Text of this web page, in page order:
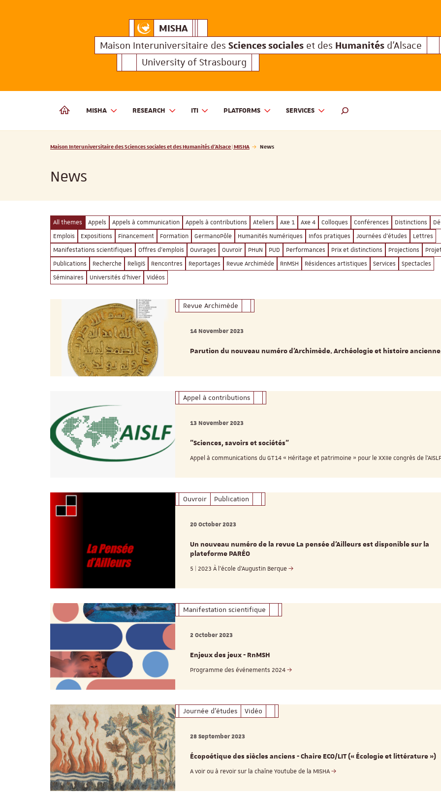
MISHAMaison Interuniversitaire des
Maison Interuniversitaire des Sciences sociales et des Humanités d'Alsace
University of Strasbourg
MAISON INTERUNIVERSITAIRE DES SCIENCES SOCIALES ET DES HUMANITÉS D'ALSACE | MISHA
MISHA RESEARCH ITI PLATFORMS SERVICES
SEARCH ENGINE
Maison Interuniversitaire des
Vous êtes ici :
Maison Interuniversitaire des Sciences sociales et des Humanités d'Alsace | MISHA News
News
All themes Appels Appels à communication Appels à contributions Ateliers Axe 1 Axe 4 Colloques Conférences Distinctions
Emplois
Expositions Financement Formation GermanoPôle Humanités Numériques Infos pratiques Journées d'études
Lettres
Manifestations scientifiques
Offres d'emplois Ouvrages Ouvroir PHuN PUD Performances Prix et distinctions Projections
Publications
Recherche ReligiS Rencontres Reportages Revue Archimède RnMSH Résidences artistiques Services
Spectacles
Séminaires
Universités d'hiver Vidéos
Revue Archimède
14 November 2023
Parution du nouveau numéro d’Archimède. Archéologie et histoire
Appel à contributions
13 November 2023
"Sciences, savoirs et sociétés"
Appel à communications du GT14 « Héritage et patrimoine » pour le XXIIe congrès de
Ouvroir Publication
20 October 2023
Un nouveau numéro de la revue La pensée d’Ailleurs est disponible sur la
plateforme PARÉO
5 | 2023 À l’école d’Augustin Berque
Manifestation scientifique
2 October 2023
Enjeux des jeux - RnMSH
Programme des événements 2024
Journée d'études Vidéo
28 September 2023
Écopoétique des siècles anciens - Chaire ECO/LIT (« Écologie et littérature »)
A voir ou à revoir sur la chaîne Youtube de la MISHA
Appel à candidatures
ReligiS
recherche qualitative
17